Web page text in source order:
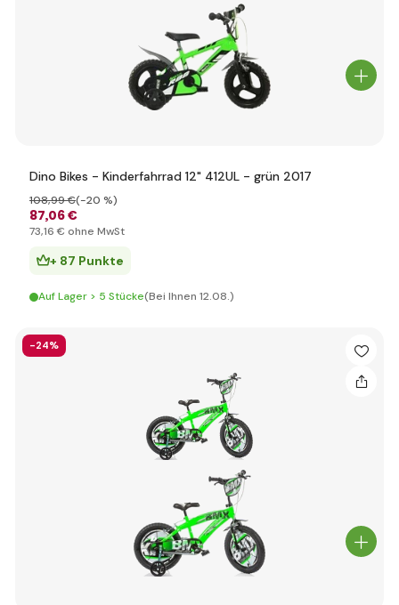
Dino Bikes - Kinderfahrrad 12" 412UL - grün 2017
87,06 €
108,99 €(-20 %)
73,16 € ohne MwSt
+ 87 Punkte
Auf Lager > 5 Stücke(Bei Ihnen 12.08.)
-24%